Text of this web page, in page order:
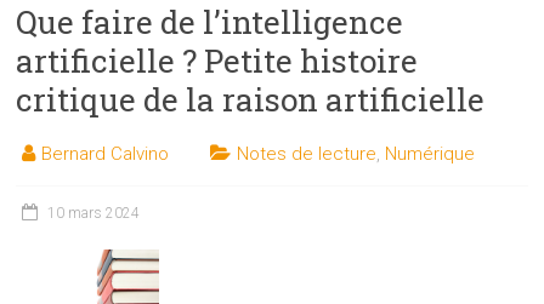
Que faire de l’intelligence
artificielle ? Petite histoire
critique de la raison artificielle
Bernard Calvino Notes de lecture, Numérique
10 mars 2024